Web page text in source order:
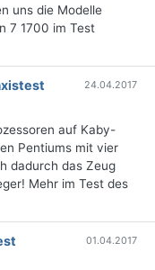
uns die Modelle
7 1700 im Test
24.04.2017
auf Kaby-
Pentiums mit vier
dadurch das Zeug
Mehr im Test des
01.04.2017